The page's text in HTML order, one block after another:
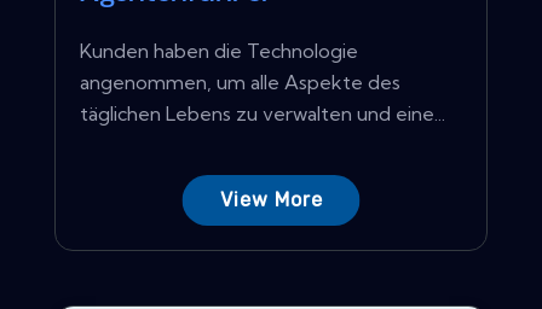
Kunden haben die Technologie
angenommen, um alle Aspekte des
täglichen Lebens zu verwalten und eine...
View More